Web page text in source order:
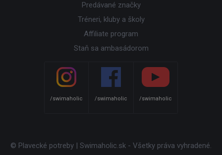
Predávané značky
Tréneri, kluby a školy
Affiliate program
Staň sa ambasádorom
/swimaholic /swimaholic /swimaholic
© Plavecké potreby | Swimaholic.sk - Všetky práva vyhradené.